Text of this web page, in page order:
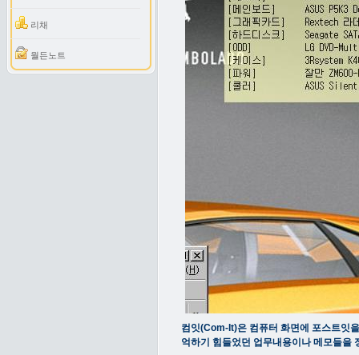
리채
월든노트
컴잇(Com-It)은 컴퓨터 화면에 포스트잇
억하기 힘들었던 업무내용이나 메모들을